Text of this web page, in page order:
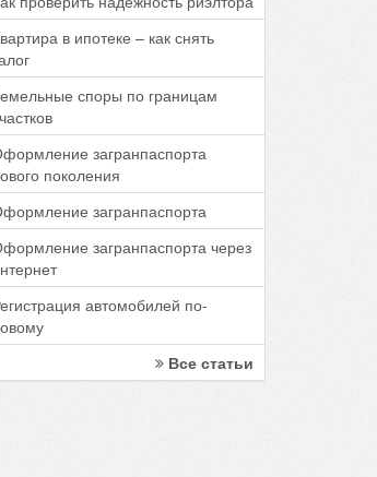
в ипотеке – как снять
споры по границам
загранпаспорта
поколения
загранпаспорта
загранпаспорта через
автомобилей по-
Все статьи